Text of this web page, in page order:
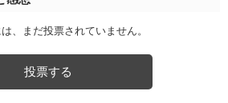
、まだ投票されていません。
投票する